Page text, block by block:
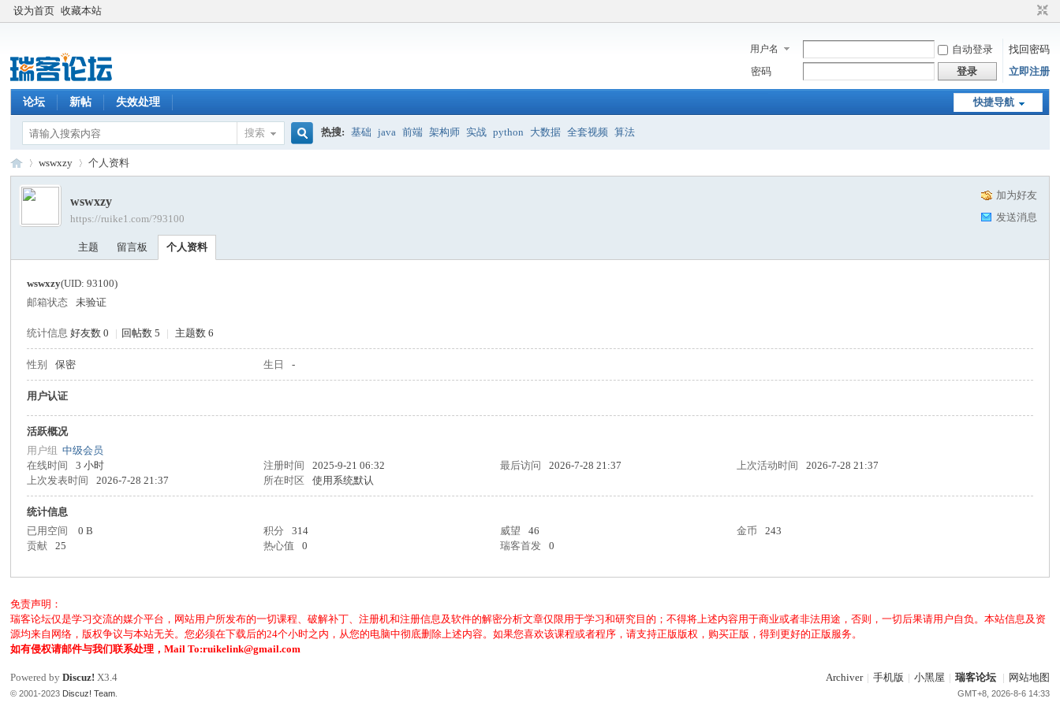
设为首页 收藏本站
用户名 自动登录
找回密码
密码
登录 立即注册
快捷导航
论坛 新帖 失效处理
搜索 热搜: 基础 java 前端 架构师 实战 python 大数据 全套视频 算法
›
wswxzy 个人资料
加为好友
发送消息
wswxzy
https://ruike1.com/?93100
主题 留言板 个人资料
wswxzy(UID: 93100)
邮箱状态
未验证
统计信息 好友数 0 | 回帖数 5 | 主题数 6
性别 保密 生日 -
用户认证
活跃概况
用户组中级会员
在线时间
3 小时 注册时间 2025-9-21 06:32 最后访问 2026-7-28 21:37 上次活动时间
2026-7-28 21:37
上次发表时间
2026-7-28 21:37 所在时区 使用系统默认
统计信息
已用空间
0 B 积分 314 威望 46 金币
243
贡献
25 热心值 0 瑞客首发 0
免责声明：
瑞客论坛仅是学习交流的媒介平台，网站用户所发布的一切课程、破解补丁、注册机和注册信息及软件的解密分析文章仅限用于学习和研究目的；不得将上述内容用于商业或者非法用途，否则，一切后果请用户自负。本站信息及资
源均来自网络，版权争议与本站无关。您必须在下载后的24个小时之内，从您的电脑中彻底删除上述内容。如果您喜欢该课程或者程序，请支持正版版权，购买正版，得到更好的正版服务。
如有侵权请邮件与我们联系处理，Mail To:ruikelink@gmail.com
Archiver | 手机版 | 小黑屋 | 瑞客论坛 | 网站地图
GMT+8, 2026-8-6 14:33
Powered byDiscuz! X3.4
© 2001-2023 Discuz! Team